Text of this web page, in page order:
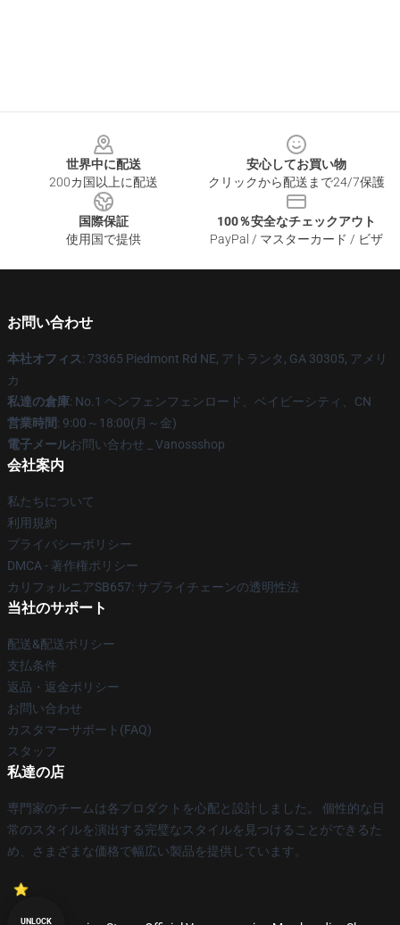
世界中に配送
200カ国以上に配送
安心してお買い物
クリックから配送まで24/7保護
国際保証
使用国で提供
100％安全なチェックアウト
PayPal / マスターカード / ビザ
お問い合わせ
本社オフィス: 73365 Piedmont Rd NE, アトランタ, GA 30305, アメリ
カ
私達の倉庫: No.1 ヘンフェンフェンロード、ベイビーシティ、CN
営業時間: 9:00～18:00(月～金)
電子メールお問い合わせ _ Vanossshop
会社案内
私たちについて
利用規約
プライバシーポリシー
DMCA - 著作権ポリシー
カリフォルニアSB657: サプライチェーンの透明性法
当社のサポート
配送&配送ポリシー
支払条件
返品・返金ポリシー
お問い合わせ
カスタマーサポート(FAQ)
スタッフ
私達の店
専門家のチームは各プロダクトを心配と設計しました。 個性的な日
常のスタイルを演出する完璧なスタイルを見つけることができるた
め、さまざまな価格で幅広い製品を提供しています。
UNLOCK